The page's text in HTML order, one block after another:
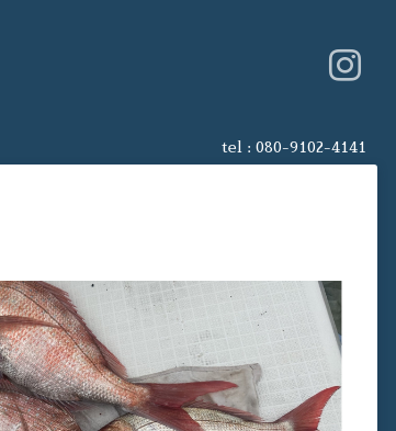
tel : 080-9102-4141